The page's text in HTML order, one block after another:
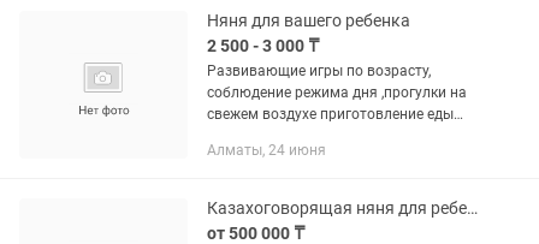
спокойно,...
Няня для вашего ребенка
2 500 - 3 000 ₸
Развивающие игры по возрасту,
соблюдение режима дня ,прогулки на
свежем воздухе приготовление еды
Алматы, 24 июня
Казахоговорящая няня для ребенка с проживанием
от 500 000 ₸